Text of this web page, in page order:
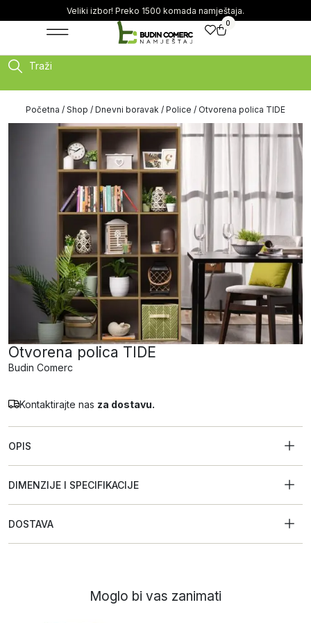
Veliki izbor! Preko 1500 komada namještaja.
0
Traži
Početna / Shop / Dnevni boravak / Police / Otvorena polica TIDE
Otvorena polica TIDE
Budin Comerc
Kontaktirajte nas za dostavu.
OPIS
DIMENZIJE I SPECIFIKACIJE
DOSTAVA
Moglo bi vas zanimati